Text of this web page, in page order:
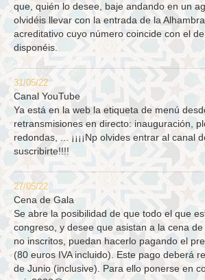
que, quién lo desee, baje andando en un
olvidéis llevar con la entrada de la
acreditativo cuyo número coincide con el
disponéis.
31/05/22
Canal YouTube
Ya está en la web la etiqueta de menú
retransmisiones en directo: inauguración,
redondas, ... ¡¡¡¡Np olvides entrar al canal
suscribirte!!!!
27/05/22
Cena de Gala
Se abre la posibilidad de que todo el que
congreso, y desee que asistan a la cena
no inscritos, puedan hacerlo pagando el
(80 euros IVA incluido). Este pago deberá
de Junio (inclusive). Para ello ponerse en